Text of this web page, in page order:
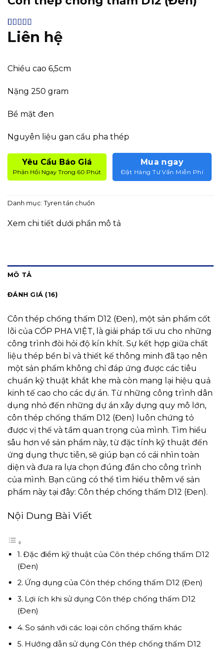
4.81 trên 5
dựa trên
16
Liên hệ
Chiều cao 6,5cm
Nặng 250 gram
Bề mặt đen
Nguyên liệu gan cầu pha thép
Yêu Cầu Báo Giá
Phản Hồi Ngay Trong 60 Phút
Mua ngay
Đặt Hàng Tư Vấn Miễn Phí
Danh mục: Tyren tán chuồn
Xem chi tiết dưới phần mô tả
MÔ TẢ
ĐÁNH GIÁ (16)
Côn thép chống thấm D12 (Đen), một sản phẩm cốt
lõi của CỐP PHA VIỆT, là giải pháp tối ưu cho những
công trình đòi hỏi độ kín khít. Sự kết hợp giữa chất
liệu thép bền bỉ và thiết kế thông minh đã tạo nên
một sản phẩm không chỉ đáp ứng được các tiêu
chuẩn kỹ thuật khắt khe mà còn mang lại hiệu quả
kinh tế cao cho các dự án. Từ những công trình dân
dụng nhỏ đến những dự án xây dựng quy mô lớn,
côn thép chống thấm D12 (Đen) luôn chứng tỏ
được vị thế và tầm quan trọng của mình. Tìm hiểu
sâu hơn về sản phẩm này, từ đặc tính kỹ thuật đến
ứng dụng thực tiễn, sẽ giúp bạn có cái nhìn toàn
diện và đưa ra lựa chọn đúng đắn cho công trình
của mình. Bạn cũng có thể tìm hiểu thêm về sản
phẩm này tại đây: Côn thép chống thấm D12 (Đen).
Nội Dung Bài Viết
Đặc điểm kỹ thuật của Côn thép chống thấm D12
(Đen)
Ứng dụng của Côn thép chống thấm D12 (Đen)
Lợi ích khi sử dụng Côn thép chống thấm D12
(Đen)
So sánh với các loại côn chống thấm khác
Hướng dẫn sử dụng Côn thép chống thấm D12